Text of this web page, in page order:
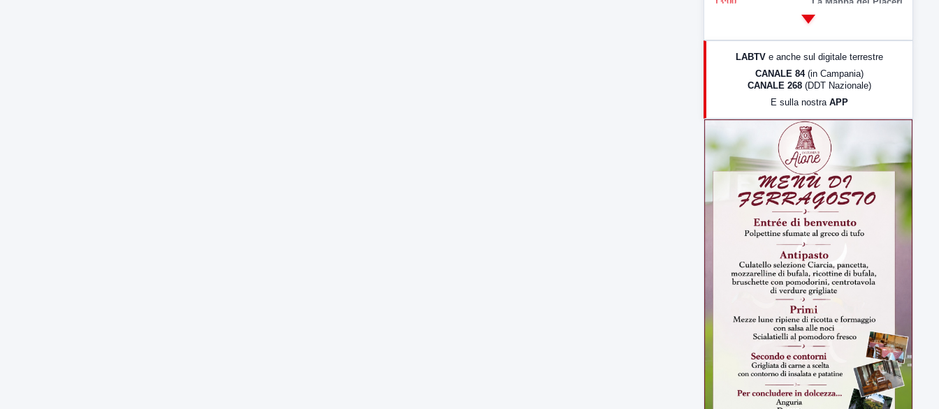
LabNews (Diretta)
LabNews (replica)
LABTV e anche sul digitale terrestre
CANALE 84 (in Campania)
CANALE 268 (DDT Nazionale)
E sulla nostra APP